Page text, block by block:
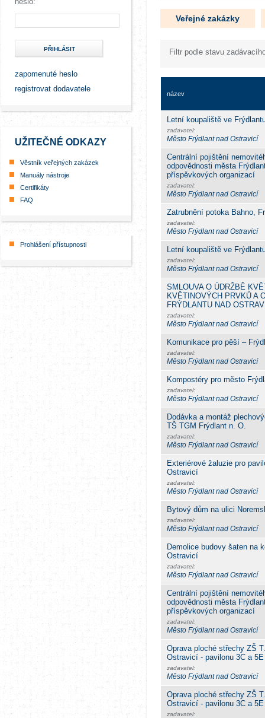
PŘIHLÁSIT
zapomenuté heslo
registrovat dodavatele
UŽITEČNÉ ODKAZY
Věstník veřejných zakázek
Manuály nástroje
Certifikáty
FAQ
Prohlášení přístupnosti
Veřejné zakázky
Filtr podle stavu
název
Letní koupaliště ve
zadavatel:
Město Frýdlant nad Ostravicí
Centrální pojištění
odpovědnosti města
příspěvkových organizací
zadavatel:
Město Frýdlant nad Ostravicí
Zatrubnění potoka Bahno,
zadavatel:
Město Frýdlant nad Ostravicí
Letní koupaliště ve
zadavatel:
Město Frýdlant nad Ostravicí
SMLOUVA O ÚDRŽBĚ
KVĚTINOVÝCH PRVKŮ A
FRÝDLANTU NAD
zadavatel:
Město Frýdlant nad Ostravicí
Komunikace pro pěší –
zadavatel:
Město Frýdlant nad Ostravicí
Kompostéry pro město
zadavatel:
Město Frýdlant nad Ostravicí
Dodávka a montáž
TŠ TGM Frýdlant n. O.
zadavatel:
Město Frýdlant nad Ostravicí
Exteriérové žaluzie pro
Ostravicí
zadavatel:
Město Frýdlant nad Ostravicí
Bytový dům na ulici
zadavatel:
Město Frýdlant nad Ostravicí
Demolice budovy šaten na
Ostravicí
zadavatel:
Město Frýdlant nad Ostravicí
Centrální pojištění
odpovědnosti města
příspěvkových organizací
zadavatel:
Město Frýdlant nad Ostravicí
Oprava ploché střechy ZŠ
Ostravicí - pavilonu 3C a 5E
zadavatel:
Město Frýdlant nad Ostravicí
Oprava ploché střechy ZŠ
Ostravicí - pavilonu 3C a 5E
zadavatel: